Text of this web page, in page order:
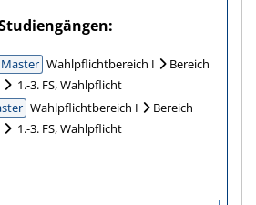
Wahlpflichtbereich I
Bereich
1.-3. FS, Wahlpflicht
Wahlpflichtbereich I
Bereich
1.-3. FS, Wahlpflicht